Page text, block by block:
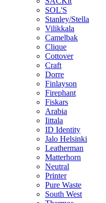
SOL'S
Stanley/Stella
Vilikkala
Camelbak
Clique
Cottover
Craft
Dorre
Finlayson
Firephant
Fiskars
Arabia
Iittala
ID Identity
Jalo Helsinki
Leatherman
Matterhorn
Neutral
Printer
Pure Waste
South West